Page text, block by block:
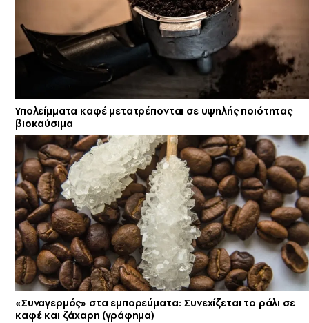
Υπολείμματα καφέ μετατρέπονται σε υψηλής ποιότητας
βιοκαύσιμα
«Συναγερμός» στα εμπορεύματα: Συνεχίζεται το ράλι σε
καφέ και ζάχαρη (γράφημα)